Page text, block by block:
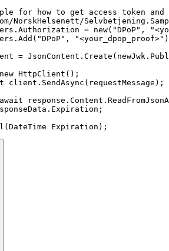
for how to get access token and
NorskHelsenett/
= new("DPoP",
=
HttpClient();
client.SendAsync(requestMessage);
Expiration);